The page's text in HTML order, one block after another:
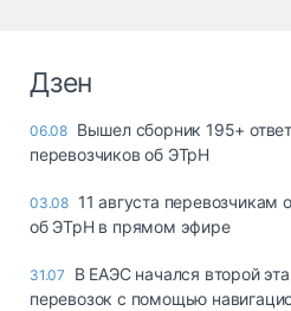
Дзен
06.08 Вышел сборник 195+
перевозчиков об ЭТрН
03.08 11 августа перевозчикам
об ЭТрН в прямом эфире
31.07
В ЕАЭС начался второй
перевозок с помощью